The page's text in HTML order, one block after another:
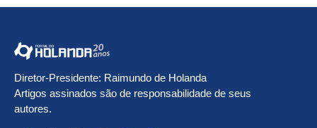
Diretor-Presidente: Raimundo de Holanda
Artigos assinados são de responsabilidade de seus
autores.